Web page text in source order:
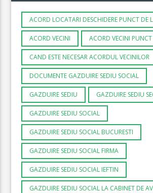
ACORD LOCATARI DESCHIDERE PUNCT DE
ACORD VECINI ACORD VECINI
CAND ESTE NECESAR ACORDUL VECINILOR
DOCUMENTE GAZDUIRE SEDIU SOCIAL
GAZDUIRE SEDIU GAZDUIRE SEDIU
GAZDUIRE SEDIU SOCIAL
GAZDUIRE SEDIU SOCIAL BUCURESTI
GAZDUIRE SEDIU SOCIAL FIRMA
GAZDUIRE SEDIU SOCIAL IEFTIN
GAZDUIRE SEDIU SOCIAL LA CABINET DE